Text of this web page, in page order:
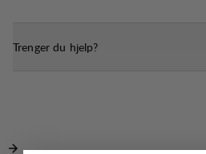
helårsfølgesvenn uansett dine
Trenger du hjelp?